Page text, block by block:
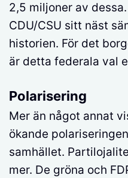
2,5 miljoner av
CDU/CSU sitt näst
historien. För det
är detta federala val
Polarisering
Mer än något annat
ökande
samhället.
mer. De gröna och